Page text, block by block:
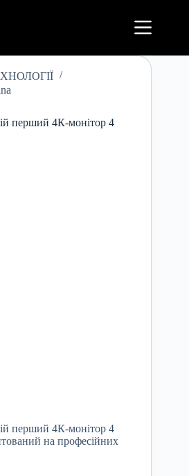
перший 4К-монітор 4
перший 4К-монітор 4
на професійних